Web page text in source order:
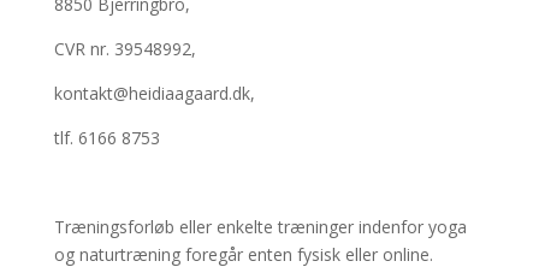
CVR nr. 39548992,
kontakt@heidiaagaard.dk,
tlf. 6166 8753
Træningsforløb eller enkelte træninger indenfor yoga
og naturtræning foregår enten fysisk eller online.